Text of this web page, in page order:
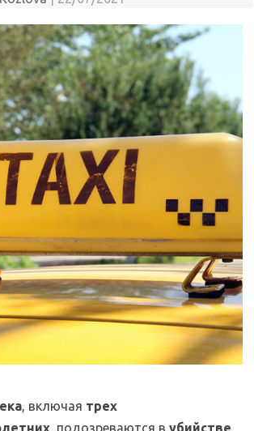
, включая трех
, подозреваются в убийстве